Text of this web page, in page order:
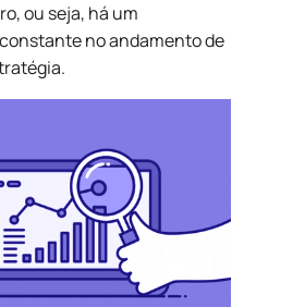
ou seja, há um
no andamento de